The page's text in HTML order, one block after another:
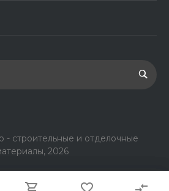
строительные и отделочные
2026